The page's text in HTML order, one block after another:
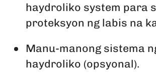
haydroliko system para
proteksyon ng labis na
Manu-manong sistema
haydroliko (opsyonal).